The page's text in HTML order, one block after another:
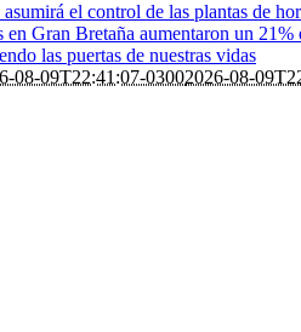
el control de las plantas de
Gran Bretaña aumentaron un
las puertas de nuestras vidas
08-09T22:41:07-03002026-08-